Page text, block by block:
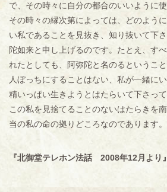
で、その時々に自分の都合のいいように
その時々の縁次第によっては、どのよう
い私であることを見抜き、知り抜いて下
陀如来と申し上げるのです。たとえ、す
れたとしても、阿弥陀と名のるというこ
人ぼっちにすることはない、私が一緒に
精いっぱい生きようとはたらいて下さっ
この私を見捨てることのないはたらきを
当の私の命の拠りどころなのであります。
『北御堂テレホン法話 2008年12月より』